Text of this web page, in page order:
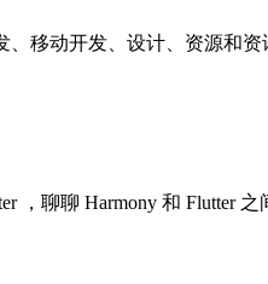
、移动开发、设计、资源和
，聊聊 Harmony 和 Flutter